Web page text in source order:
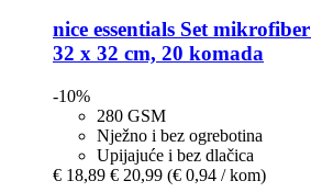
nice essentials Set
32 x 32 cm, 20 komada
-10%
280 GSM
Nježno i bez ogrebotina
Upijajuće i bez dlačica
€ 18,89 € 20,99 (€ 0,94 / kom)